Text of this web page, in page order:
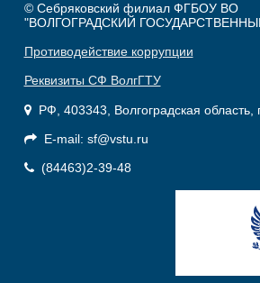
© Себряковский филиал ФГБОУ ВО
"ВОЛГОГРАДСКИЙ
Противодействие коррупции
Реквизиты СФ ВолгГТУ
РФ, 403343, Волгоградская область,
E-mail: sf@vstu.ru
(84463)2-39-48